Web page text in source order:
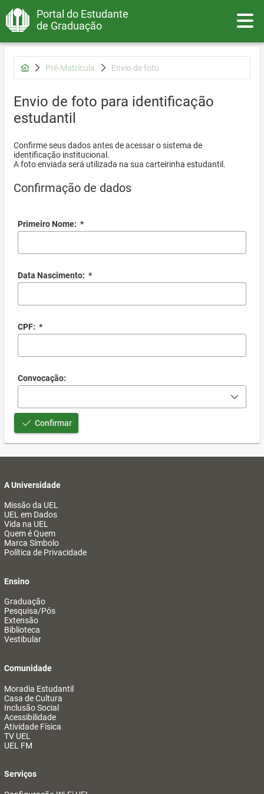
Portal do Estudante
de Graduação
Pré-Matrícula Envio de foto
Envio de foto para identificação
estudantil
Confirme seus dados antes de acessar o sistema de
identificação institucional.
A foto enviada será utilizada na sua carteirinha estudantil.
Confirmação de dados
Primeiro Nome: *
Data Nascimento: *
CPF: *
Convocação:
Confirmar
A Universidade
Missão da UEL
UEL em Dados
Vida na UEL
Quem é Quem
Marca Símbolo
Política de Privacidade
Ensino
Graduação
Pesquisa/Pós
Extensão
Biblioteca
Vestibular
Comunidade
Moradia Estudantil
Casa de Cultura
Inclusão Social
Acessibilidade
Atividade Física
TV UEL
UEL FM
Serviços